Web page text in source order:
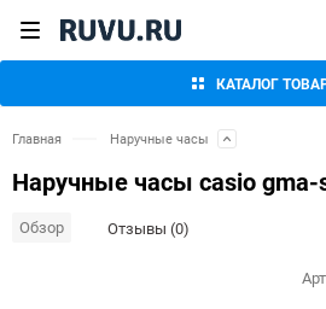
КАТАЛОГ
Главная Наручные часы
Наручные часы casio gma-
Обзор Отзывы (0)